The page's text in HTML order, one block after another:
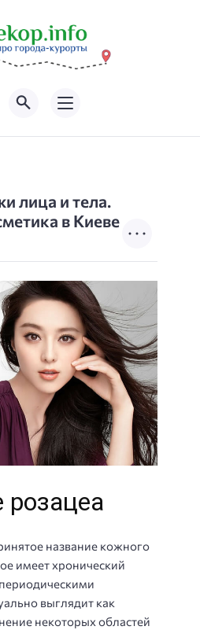
лица и тела.
в Киеве
розацеа
название кожного
имеет хронический
выглядит как
некоторых областей